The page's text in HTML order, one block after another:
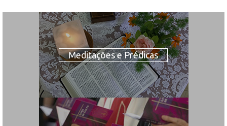
Meditações e Prédicas